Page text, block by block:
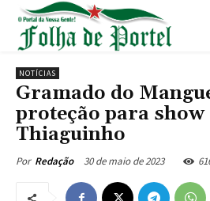
NOTÍCIAS
Gramado do
proteção para show
Thiaguinho
Por Redação 30 de maio de 2023